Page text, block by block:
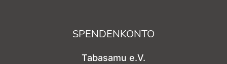
SPENDENKONTO
Tabasamu e.V.